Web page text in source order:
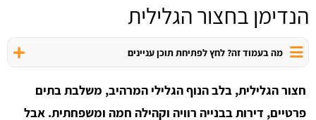
הנדימן בחצור הגלילית
מה בעמוד זה? לחץ לפתיחת תוכן עניינים
חצור הגלילית, בלב הנוף הגלילי המרהיב, משלבת בתים
פרטיים, דירות בבנייה רוויה וקהילה חמה ומשפחתית. אבל